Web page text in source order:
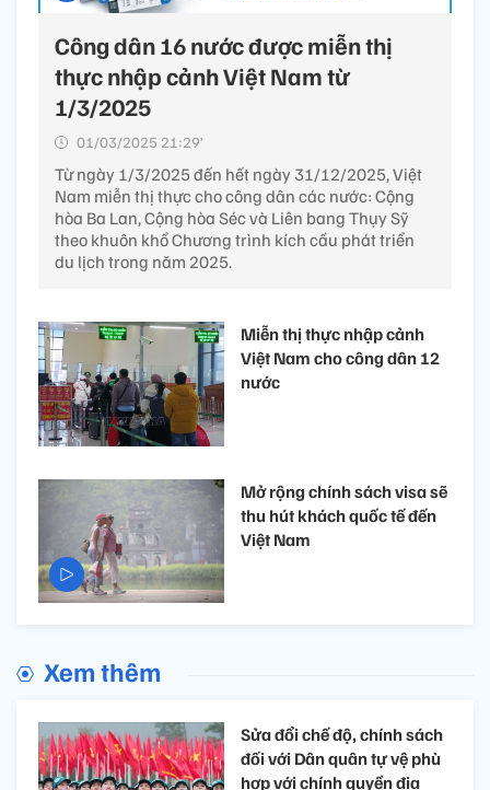
Công dân 16 nước được miễn thị
thực nhập cảnh Việt Nam từ
1/3/2025
01/03/2025 21:29’
Từ ngày 1/3/2025 đến hết ngày 31/12/2025, Việt
Nam miễn thị thực cho công dân các nước: Cộng
hòa Ba Lan, Cộng hòa Séc và Liên bang Thụy Sỹ
theo khuôn khổ Chương trình kích cầu phát triển
du lịch trong năm 2025.
Miễn thị thực nhập cảnh
Việt Nam cho công dân 12
nước
Mở rộng chính sách visa sẽ
thu hút khách quốc tế đến
Việt Nam
Xem thêm
Sửa đổi chế độ, chính sách
đối với Dân quân tự vệ phù
hợp với chính quyền địa